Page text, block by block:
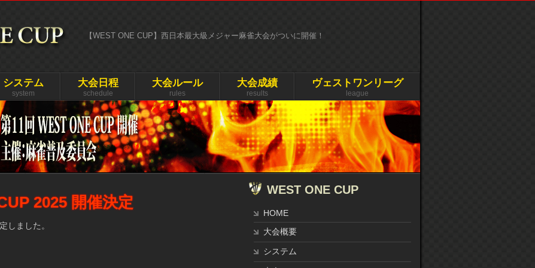
【WEST ONE CUP】西日本最大級メジャー麻雀大会がついに開催！
システム
system
大会日程
schedule
大会ルール
rules
大会成績
results
ヴェストワンリーグ
league
2025 開催決定
しました。
WEST ONE CUP
HOME
大会概要
システム